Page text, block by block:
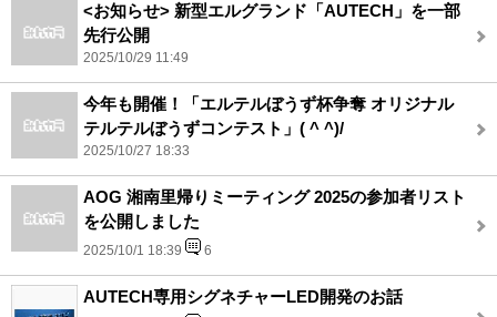
<お知らせ> 新型エルグランド「AUTECH」を一部
先行公開
2025/10/29 11:49
今年も開催！「エルテルぼうず杯争奪 オリジナル
テルテルぼうずコンテスト」( ^ ^)/
2025/10/27 18:33
AOG 湘南里帰りミーティング 2025の参加者リスト
を公開しました
2025/10/1 18:39 6
AUTECH専用シグネチャーLED開発のお話